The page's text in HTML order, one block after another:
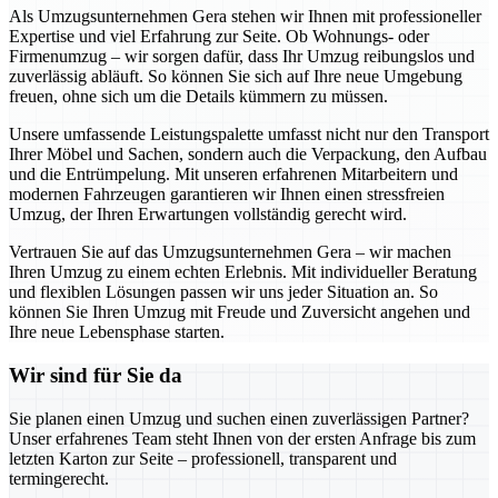
Als Umzugsunternehmen Gera stehen wir Ihnen mit professioneller
Expertise und viel Erfahrung zur Seite. Ob Wohnungs- oder
Firmenumzug – wir sorgen dafür, dass Ihr Umzug reibungslos und
zuverlässig abläuft. So können Sie sich auf Ihre neue Umgebung
freuen, ohne sich um die Details kümmern zu müssen.
Unsere umfassende Leistungspalette umfasst nicht nur den Transport
Ihrer Möbel und Sachen, sondern auch die Verpackung, den Aufbau
und die Entrümpelung. Mit unseren erfahrenen Mitarbeitern und
modernen Fahrzeugen garantieren wir Ihnen einen stressfreien
Umzug, der Ihren Erwartungen vollständig gerecht wird.
Vertrauen Sie auf das Umzugsunternehmen Gera – wir machen
Ihren Umzug zu einem echten Erlebnis. Mit individueller Beratung
und flexiblen Lösungen passen wir uns jeder Situation an. So
können Sie Ihren Umzug mit Freude und Zuversicht angehen und
Ihre neue Lebensphase starten.
Wir sind für Sie da
Sie planen einen Umzug und suchen einen zuverlässigen Partner?
Unser erfahrenes Team steht Ihnen von der ersten Anfrage bis zum
letzten Karton zur Seite – professionell, transparent und
termingerecht.